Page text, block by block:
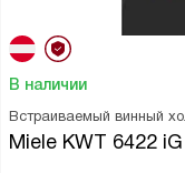
В наличии
Встраиваемый винный
Miele KWT 6422